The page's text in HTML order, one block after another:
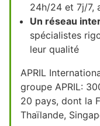
24h/24 et 7j/7,
Un réseau
spécialistes
leur qualité
APRIL
groupe APRIL:
20 pays, dont la
Thaïlande,